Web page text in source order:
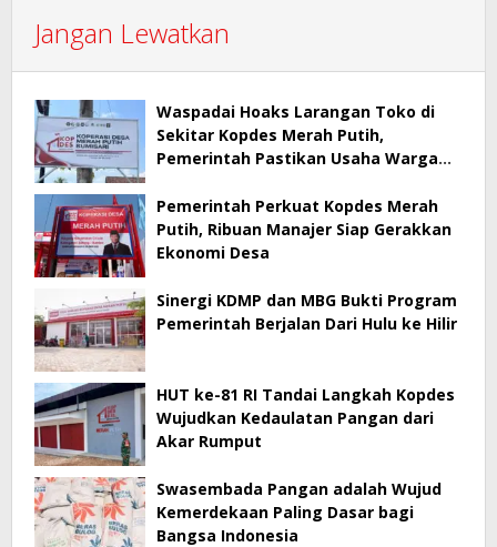
Jangan Lewatkan
Waspadai Hoaks Larangan Toko di
Sekitar Kopdes Merah Putih,
Pemerintah Pastikan Usaha Warga
Pemerintah Perkuat Kopdes Merah
Putih, Ribuan Manajer Siap Gerakkan
Ekonomi Desa
Sinergi KDMP dan MBG Bukti Program
Pemerintah Berjalan Dari Hulu ke Hilir
HUT ke-81 RI Tandai Langkah Kopdes
Wujudkan Kedaulatan Pangan dari
Akar Rumput
Swasembada Pangan adalah Wujud
Kemerdekaan Paling Dasar bagi
Bangsa Indonesia